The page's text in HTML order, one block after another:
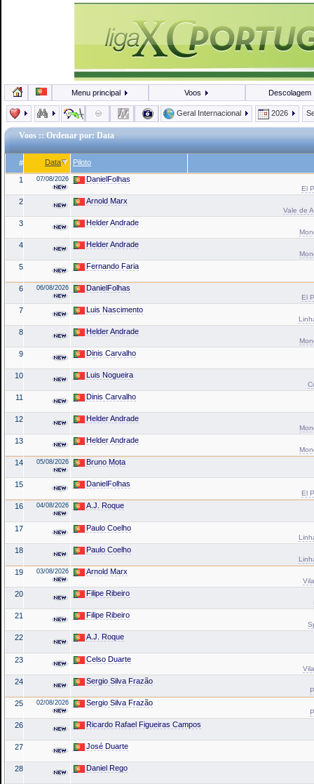
Menu principal Voos Descolagem
Geral Internacional 2026
Voos :: Ordenar por: Data
# Data Piloto
1 07/08/2026 DanielFolhas
El
2 Arnold Marx
Vale de
3 Helder Andrade
4 Helder Andrade
5 Fernando Faria
6 06/08/2026 DanielFolhas
El
7 Luis Nascimento
8 Helder Andrade
9 Dinis Carvalho
10 Luis Nogueira
11 Dinis Carvalho
12 Helder Andrade
13 Helder Andrade
14 05/08/2026 Bruno Mota
15 DanielFolhas
El
16 04/08/2026 A.J. Roque
17 Paulo Coelho
18 Paulo Coelho
19 03/08/2026 Arnold Marx
20 Filipe Ribeiro
21 Filipe Ribeiro
22 A.J. Roque
23 Celso Duarte
24 Sergio Silva Frazão
25 02/08/2026 Sergio Silva Frazão
26 Ricardo Rafael Figueiras Campos
27 José Duarte
28 Daniel Rego